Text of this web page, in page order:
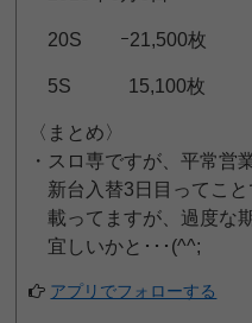
20S ｰ21,500枚
5S 15,100枚
〈まとめ〉
・スロ専ですが、平常営
新台入替3日目ってこと
載ってますが、過度な
宜しいかと･･･(^^;
アプリでフォローする